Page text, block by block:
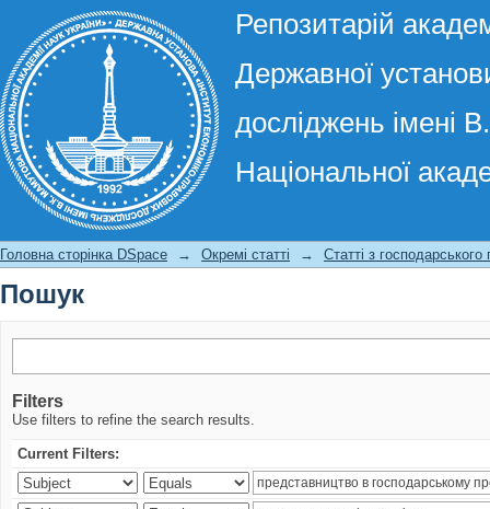
Репозитарій
Державної
досліджень імені
Національної
Пошук
Головна сторінка DSpace → Окремі статті → Статті з господарського
Пошук
Filters
Use filters to refine the search results.
Current Filters: